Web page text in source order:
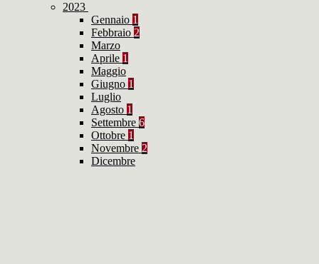
2023
Gennaio 1
Febbraio 2
Marzo
Aprile 1
Maggio
Giugno 1
Luglio
Agosto 1
Settembre 6
Ottobre 1
Novembre 2
Dicembre